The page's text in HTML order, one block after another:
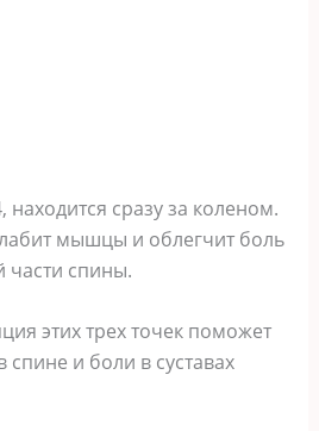
находится сразу за коленом.
мышцы и облегчит боль
части спины.
этих трех точек поможет
спине и боли в суставах